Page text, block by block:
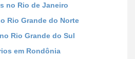
no Rio de Janeiro
Rio Grande do Norte
Rio Grande do Sul
em Rondônia